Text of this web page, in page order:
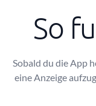
So
Sobald du die App
eine Anzeige